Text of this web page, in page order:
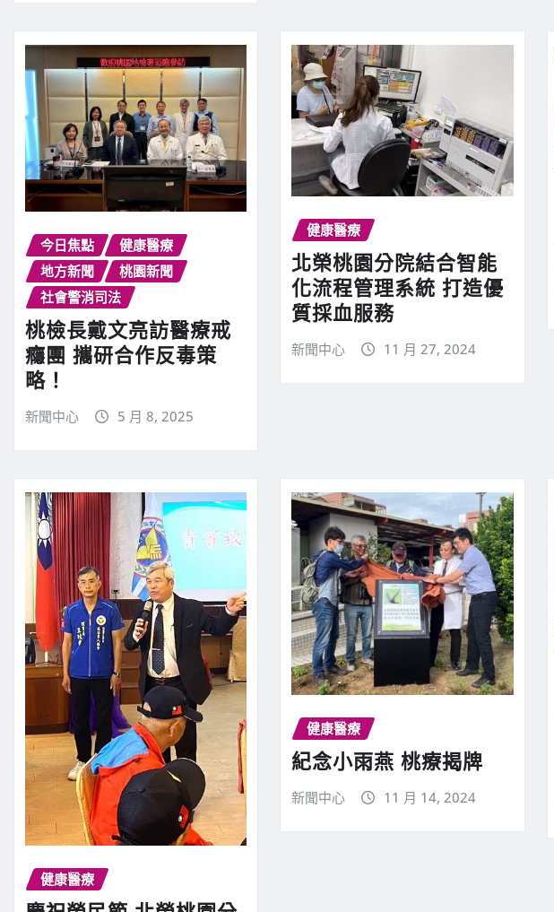
今日焦點
健康醫療
地方新聞
桃園新聞
社會警消司法
桃檢長戴文亮訪醫療戒
癮團 攜研合作反毒策
略！
新聞中心 5 月 8, 2025
健康醫療
北榮桃園分院結合智能
化流程管理系統 打造優
質採血服務
新聞中心 11 月 27, 2024
健康醫療
健康醫療
紀念小雨燕 桃療揭牌
新聞中心 11 月 14, 2024